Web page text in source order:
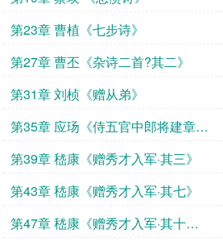
第23章 曹植《七步诗》
第27章 曹丕《杂诗二首?其二》
第31章 刘桢《赠从弟》
第35章 应玚《侍五官中郎将建章台
集诗》
第39章 嵇康《赠秀才入军·其三》
第43章 嵇康《赠秀才入军·其七》
第47章 嵇康《赠秀才入军·其十